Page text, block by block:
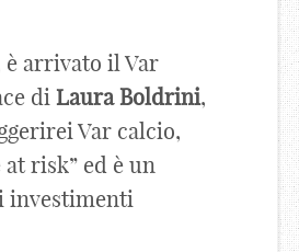
è arrivato il Var
di Laura Boldrini,
Var calcio,
risk” ed è un
investimenti